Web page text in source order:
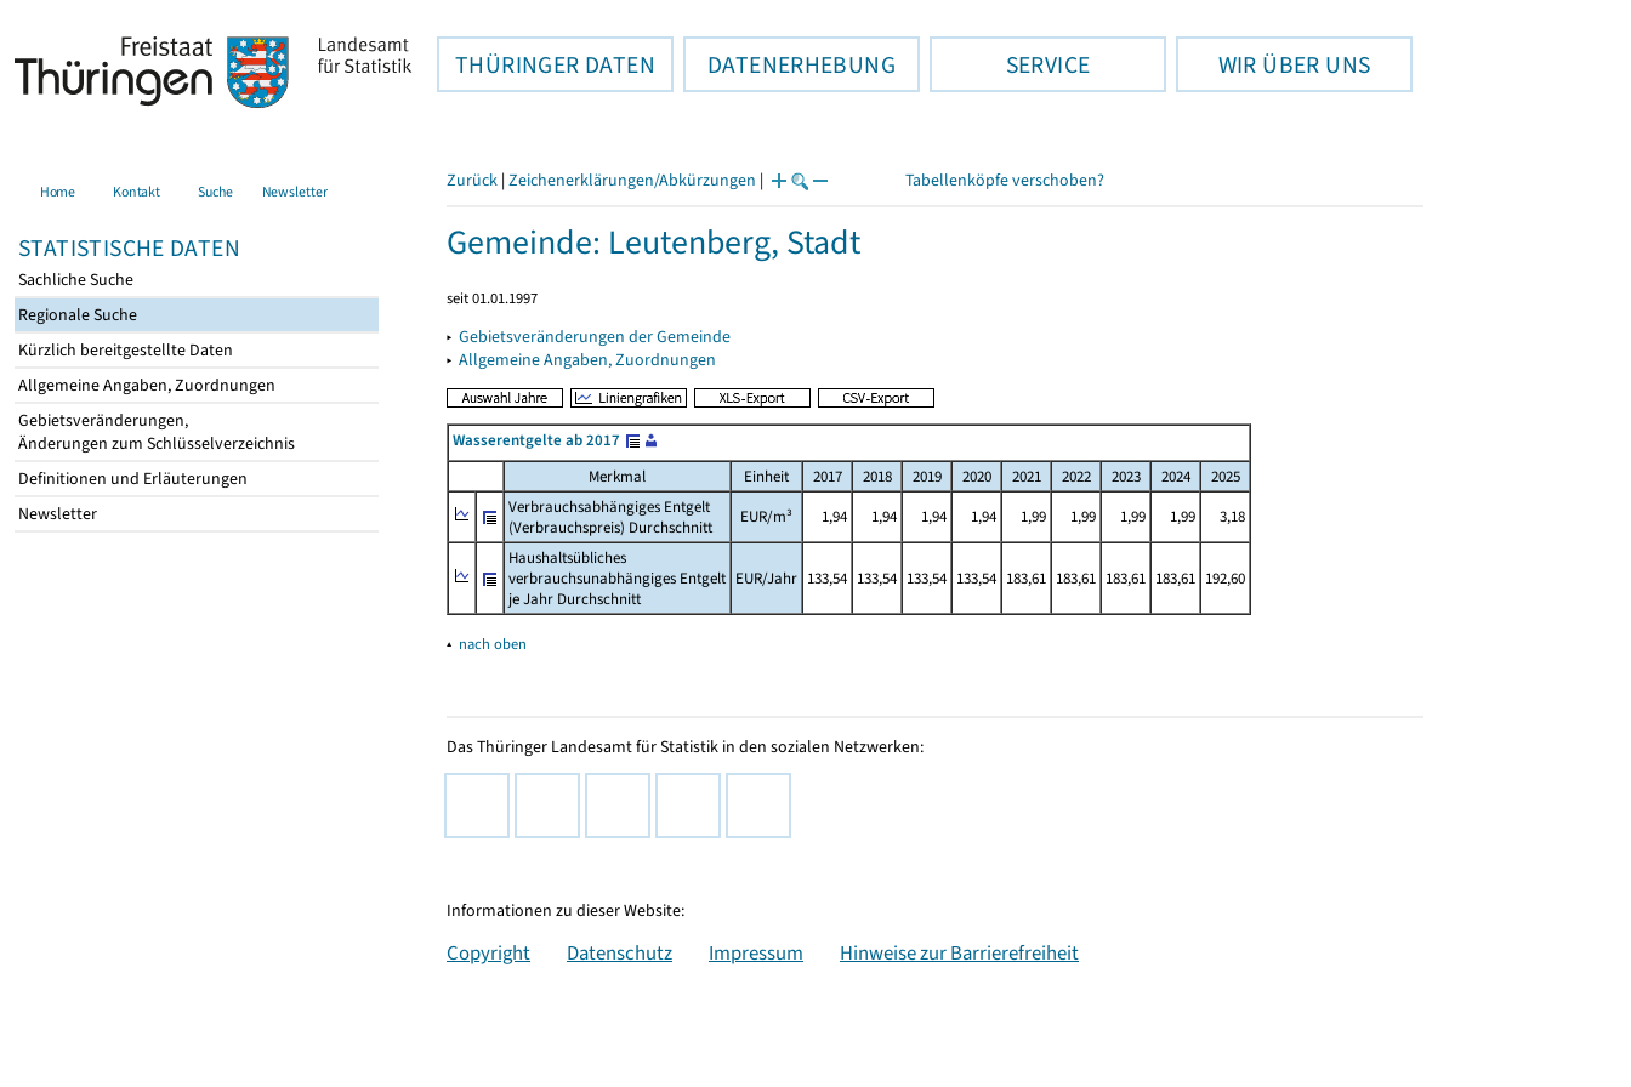
THÜRINGER DATEN DATENERHEBUNG SERVICE WIR ÜBER UNS
Home Kontakt Suche Newsletter
STATISTISCHE DATEN
Sachliche Suche
Regionale Suche
Kürzlich bereitgestellte Daten
Allgemeine Angaben, Zuordnungen
Gebietsveränderungen,
Änderungen zum Schlüsselverzeichnis
Definitionen und Erläuterungen
Newsletter
Zurück | Zeichenerklärungen/Abkürzungen | Tabellenköpfe verschoben?
Gemeinde: Leutenberg, Stadt
seit 01.01.1997
▸ Gebietsveränderungen der Gemeinde
▸ Allgemeine Angaben, Zuordnungen
Wasserentgelte ab 2017
Merkmal
Einheit 2017 2018 2019 2020 2021 2022 2023 2024
2025
Verbrauchsabhängiges Entgelt
(Verbrauchspreis) Durchschnitt
EUR/m³ 1,94 1,94 1,94 1,94 1,99 1,99 1,99 1,99
3,18
Haushaltsübliches
verbrauchsunabhängiges Entgelt
je Jahr Durchschnitt
EUR/Jahr 133,54 133,54 133,54 133,54 183,61 183,61 183,61 183,61 192,60
▴ nach oben
Das Thüringer Landesamt für Statistik in den sozialen Netzwerken:
Informationen zu dieser Website:
Copyright Datenschutz Impressum Hinweise zur Barrierefreiheit